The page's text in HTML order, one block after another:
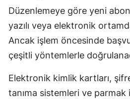
Düzenlemeye göre yeni
yazılı veya elektronik
Ancak işlem öncesinde
çeşitli yöntemlerle
Elektronik kimlik kartları,
tanıma sistemleri ve